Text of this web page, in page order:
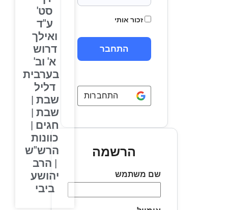
זכור אותי
התחברות באמצעותGoogle
הרשמה
שם משתמש
סט'
ע"ד
ואילך
דרוש
א' וב'
בערבית
דליל
שבת |
שבת |
חגים |
כוונות
הרש"ש
| הרב
יהושע
ביבי